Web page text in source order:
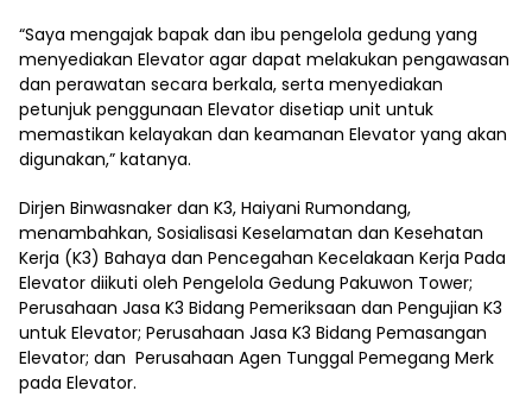
“Saya mengajak bapak dan ibu pengelola gedung yang
menyediakan Elevator agar dapat melakukan pengawasan
dan perawatan secara berkala, serta menyediakan
petunjuk penggunaan Elevator disetiap unit untuk
memastikan kelayakan dan keamanan Elevator yang akan
digunakan,” katanya.
Dirjen Binwasnaker dan K3, Haiyani Rumondang,
menambahkan, Sosialisasi Keselamatan dan Kesehatan
Kerja (K3) Bahaya dan Pencegahan Kecelakaan Kerja Pada
Elevator diikuti oleh Pengelola Gedung Pakuwon Tower;
Perusahaan Jasa K3 Bidang Pemeriksaan dan Pengujian K3
untuk Elevator; Perusahaan Jasa K3 Bidang Pemasangan
Elevator; dan Perusahaan Agen Tunggal Pemegang Merk
pada Elevator.